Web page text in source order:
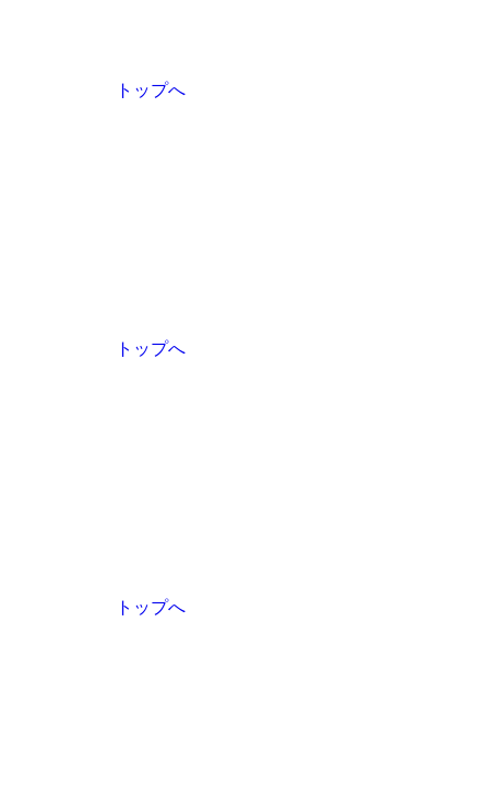
トップへ
トップへ
トップへ